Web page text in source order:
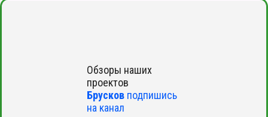
Обзоры наших
проектов
Брусков подпишись
на канал